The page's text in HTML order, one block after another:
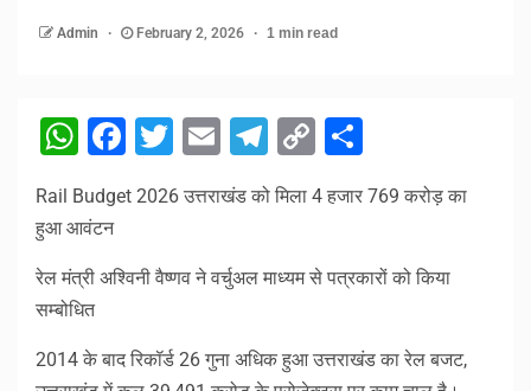
Admin February 2, 2026 1 min read
WhatsApp
Facebook
Twitter
EmailTelegram
Copy
Rail Budget 2026 उत्तराखंड को मिला 4 हजार 769 करोड़ का
हुआ आवंटन
रेल मंत्री अश्विनी वैष्णव ने वर्चुअल माध्यम से पत्रकारों को किया
सम्बोधित
2014 के बाद रिकॉर्ड 26 गुना अधिक हुआ उत्तराखंड का रेल बजट,